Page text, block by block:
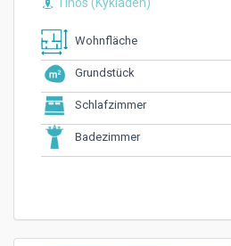
Wohnfläche
Grundstück
Schlafzimmer
Badezimmer